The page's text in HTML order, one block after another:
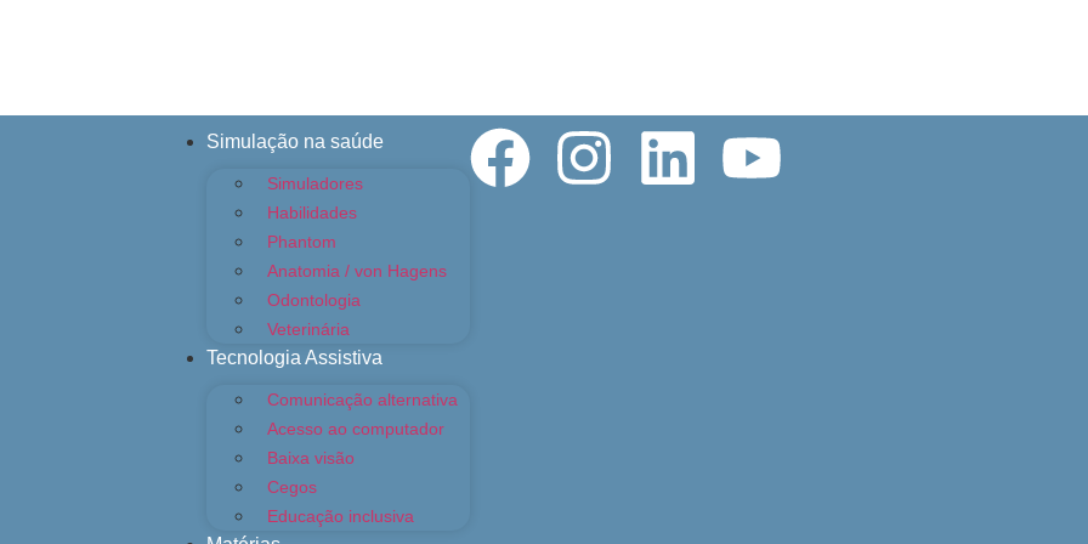
Simulação na saúde
Simuladores
Habilidades
Phantom
Anatomia / von Hagens
Odontologia
Veterinária
Tecnologia Assistiva
Comunicação alternativa
Acesso ao computador
Baixa visão
Cegos
Educação inclusiva